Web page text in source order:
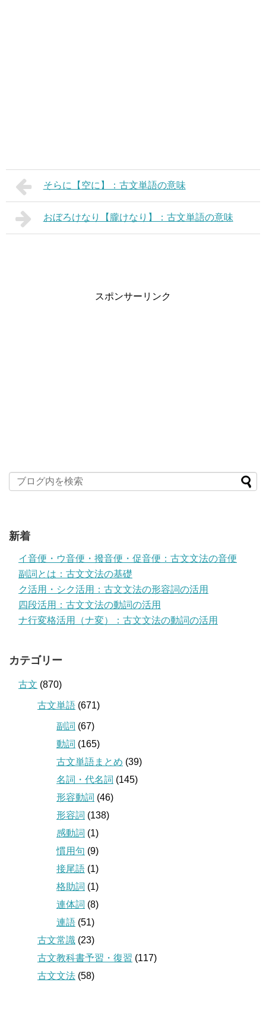
そらに【空に】：古文単語の意味
おぼろけなり【朧けなり】：古文単語の意味
スポンサーリンク
新着
イ音便・ウ音便・撥音便・促音便：古文文法の音便
副詞とは：古文文法の基礎
ク活用・シク活用：古文文法の形容詞の活用
四段活用：古文文法の動詞の活用
ナ行変格活用（ナ変）：古文文法の動詞の活用
カテゴリー
古文 (870)
古文単語 (671)
副詞 (67)
動詞 (165)
古文単語まとめ (39)
名詞・代名詞 (145)
形容動詞 (46)
形容詞 (138)
感動詞 (1)
慣用句 (9)
接尾語 (1)
格助詞 (1)
連体詞 (8)
連語 (51)
古文常識 (23)
古文教科書予習・復習 (117)
古文文法 (58)